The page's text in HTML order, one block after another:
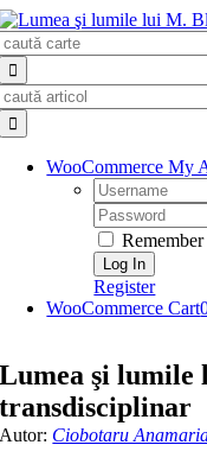
Skip
to
content
WooCommerce My
Username:
Password:
Register
WooCommerce Cart
Lumea şi lumile
transdisciplinar
Autor: Ciobotaru